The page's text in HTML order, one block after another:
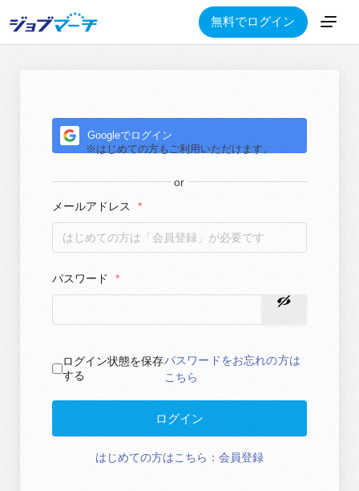
無料でログイン
Googleでログイン
メールアドレス *
パスワード *
ログイン状態を保存
する
パスワードをお忘れの方は
こちら
ログイン
はじめての方はこちら：会員登録